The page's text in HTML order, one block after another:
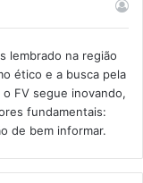
lembrado na região
ético e a busca pela
FV segue inovando,
fundamentais:
de bem informar.​